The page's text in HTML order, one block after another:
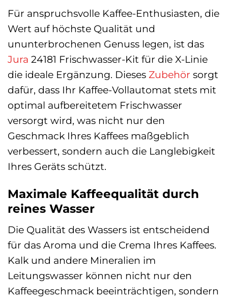
Für anspruchsvolle Kaffee-Enthusiasten, die
Wert auf höchste Qualität und
ununterbrochenen Genuss legen, ist das
Jura 24181 Frischwasser-Kit für die X-Linie
die ideale Ergänzung. Dieses Zubehör sorgt
dafür, dass Ihr Kaffee-Vollautomat stets mit
optimal aufbereitetem Frischwasser
versorgt wird, was nicht nur den
Geschmack Ihres Kaffees maßgeblich
verbessert, sondern auch die Langlebigkeit
Ihres Geräts schützt.
Maximale Kaffeequalität durch
reines Wasser
Die Qualität des Wassers ist entscheidend
für das Aroma und die Crema Ihres Kaffees.
Kalk und andere Mineralien im
Leitungswasser können nicht nur den
Kaffeegeschmack beeinträchtigen, sondern